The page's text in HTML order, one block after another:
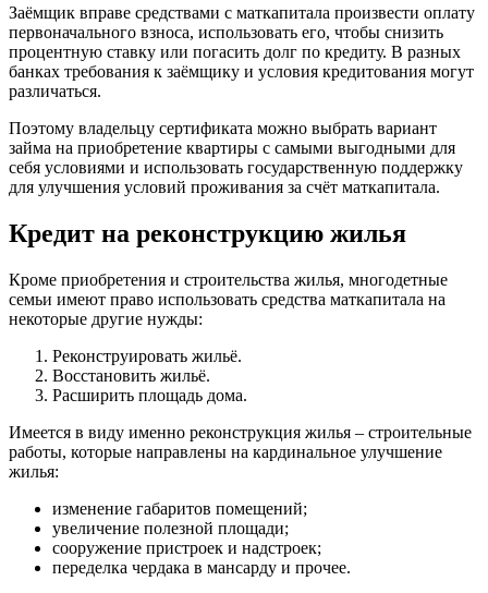
Заёмщик вправе средствами с маткапитала произвести оплату
первоначального взноса, использовать его, чтобы снизить
процентную ставку или погасить долг по кредиту. В разных
банках требования к заёмщику и условия кредитования могут
различаться.
Поэтому владельцу сертификата можно выбрать вариант
займа на приобретение квартиры с самыми выгодными для
себя условиями и использовать государственную поддержку
для улучшения условий проживания за счёт маткапитала.
Кредит на реконструкцию жилья
Кроме приобретения и строительства жилья, многодетные
семьи имеют право использовать средства маткапитала на
некоторые другие нужды:
Реконструировать жильё.
Восстановить жильё.
Расширить площадь дома.
Имеется в виду именно реконструкция жилья – строительные
работы, которые направлены на кардинальное улучшение
жилья:
изменение габаритов помещений;
увеличение полезной площади;
сооружение пристроек и надстроек;
переделка чердака в мансарду и прочее.